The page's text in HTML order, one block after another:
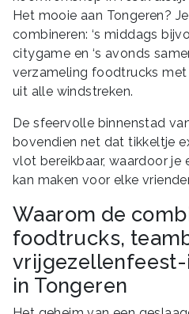
Het mooie aan Tongeren?
combineren: ‘s middags
citygame en ‘s avonds
verzameling foodtrucks met
uit alle windstreken.
De sfeervolle binnenstad
bovendien net dat tikkeltje
vlot bereikbaar, waardoor
kan maken voor elke
Waarom de
foodtrucks,
in Tongeren